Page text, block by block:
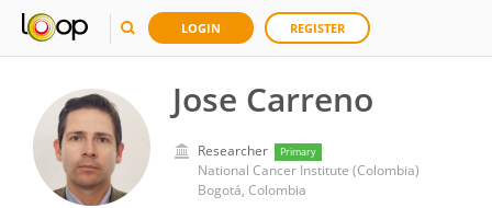
LOGIN REGISTER
Jose Carreno
Researcher Primary
National Cancer Institute (Colombia)
Bogotá, Colombia